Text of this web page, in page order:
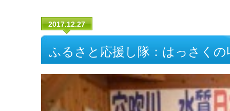
2017.12.27
ふるさと応援し隊：はっさく